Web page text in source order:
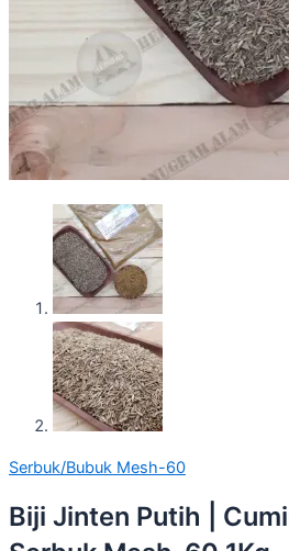
Serbuk/Bubuk Mesh-60
Biji Jinten Putih |